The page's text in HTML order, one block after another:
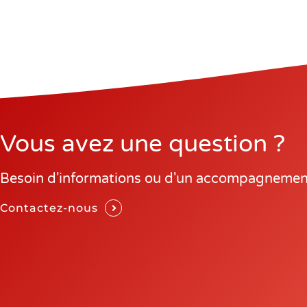
Vous avez une question ?
Besoin d'informations ou d'un
Contactez-nous